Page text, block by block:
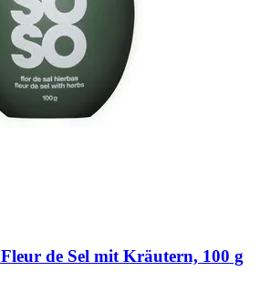
Fleur de Sel mit Kräutern, 100 g